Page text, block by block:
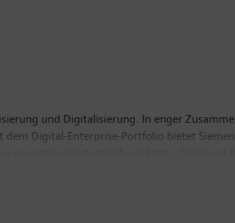
und Digitalisierung. In enger
Digital-Enterprise-Portfolio bietet
Flexibilität zu erhöhen. DI erweitert sein